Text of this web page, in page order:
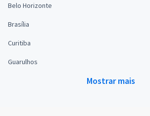
Belo Horizonte
Brasília
Curitiba
Guarulhos
Mostrar mais